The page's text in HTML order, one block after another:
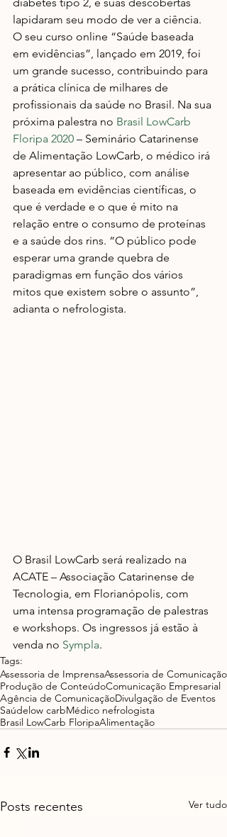
diabetes tipo 2, e suas descobertas
lapidaram seu modo de ver a ciência.
O seu curso online “Saúde baseada
em evidências”, lançado em 2019, foi
um grande sucesso, contribuindo para
a prática clínica de milhares de
profissionais da saúde no Brasil. Na sua
próxima palestra no Brasil LowCarb
Floripa 2020 – Seminário Catarinense
de Alimentação LowCarb, o médico irá
apresentar ao público, com análise
baseada em evidências científicas, o
que é verdade e o que é mito na
relação entre o consumo de proteínas
e a saúde dos rins. “O público pode
esperar uma grande quebra de
paradigmas em função dos vários
mitos que existem sobre o assunto”,
adianta o nefrologista.
O Brasil LowCarb será realizado na
ACATE – Associação Catarinense de
Tecnologia, em Florianópolis, com
uma intensa programação de palestras
e workshops. Os ingressos já estão à
venda no Sympla.
Tags:
Assessoria de ImprensaAssessoria de Comunicação
Produção de ConteúdoComunicação Empresarial
Agência de ComunicaçãoDivulgação de Eventos
Saúdelow carbMédico nefrologista
Brasil LowCarb FloripaAlimentação
Posts recentes Ver tudo